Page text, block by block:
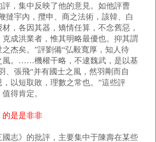
，集中反映了他的意見。如他評曹
撻宇內，攬申、商之法術，該韓、白
，各因其器，矯情任算，不念舊惡，
成洪業者，惟其明略最優也。抑其謂
杰矣。”評劉備“弘毅寬厚，知人待
風。……機權干略，不逮魏武，是以基
、張飛“并有國士之風，然羽剛而自
以短取敗，理數之常也。”這些評
得肯定。
的是是非非
》的批評，主要集中于陳壽在某些